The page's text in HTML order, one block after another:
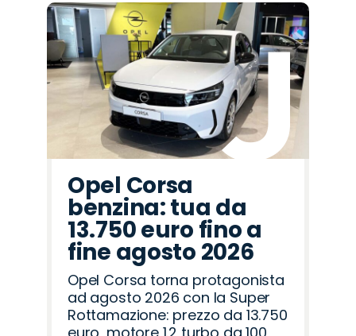
Opel Corsa
benzina: tua da
13.750 euro fino a
fine agosto 2026
Opel Corsa torna protagonista
ad agosto 2026 con la Super
Rottamazione: prezzo da 13.750